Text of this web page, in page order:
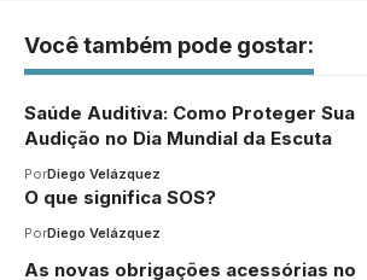
Você também pode gostar:
Saúde Auditiva: Como Proteger Sua
Audição no Dia Mundial da Escuta
PorDiego Velázquez
O que significa SOS?
PorDiego Velázquez
As novas obrigações acessórias no